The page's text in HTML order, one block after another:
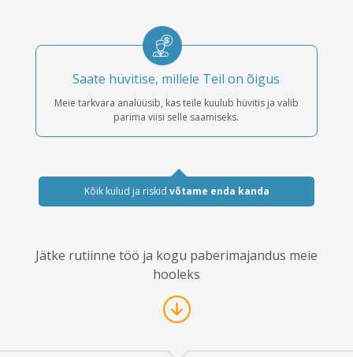
Saate hüvitise, millele Teil on õigus
Meie tarkvara analüüsib, kas teile kuulub hüvitis ja valib
parima viisi selle saamiseks.
Kõik kulud ja riskid võtame enda kanda
Jätke rutiinne töö ja kogu paberimajandus meie
hooleks